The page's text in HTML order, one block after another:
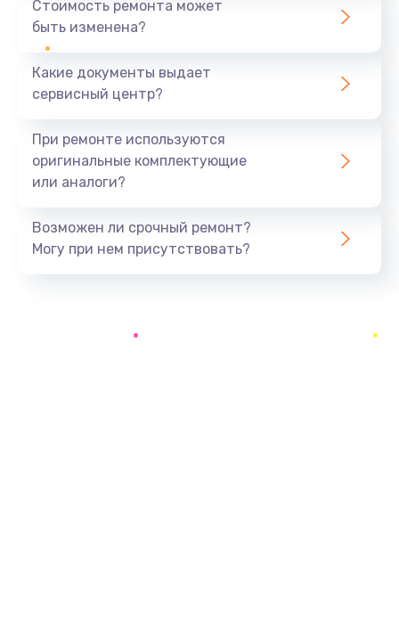
Чистка оптической системы
Не включается
Заказать
Стоимость ремонта может
быть изменена?
Какие документы выдает
сервисный центр?
При ремонте используются
оригинальные комплектующие
или аналоги?
Возможен ли срочный ремонт?
Могу при нем присутствовать?